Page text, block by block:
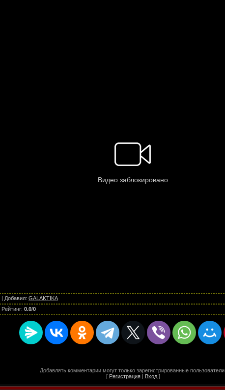
| Добавил: GALAKTIKA
Рейтинг: 0.0/0
Добавлять комментарии могут только зарегистрированные пользователи.
[ Регистрация| Вход]